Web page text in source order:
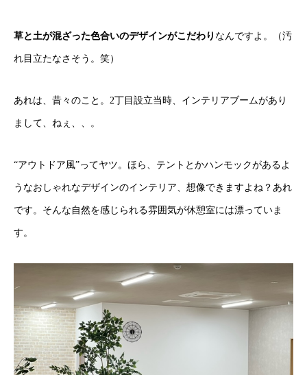
草と土が混ざった色合いのデザインがこだわり なんですよ。（汚
れ目立たなさそう。笑）
あれは、昔々のこと。2丁目設立当時、インテリアブームがあり
まして、ねぇ、、。
“アウトドア風”ってヤツ。ほら、テントとかハンモックがあるよ
うなおしゃれなデザインのインテリア、想像できますよね？あれ
です。そんな自然を感じられる雰囲気が休憩室には漂っていま
す。